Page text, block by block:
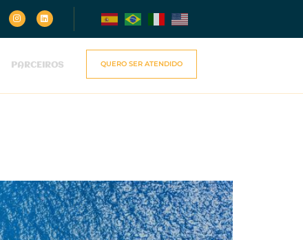
PARCEIROS QUERO SER ATENDIDO